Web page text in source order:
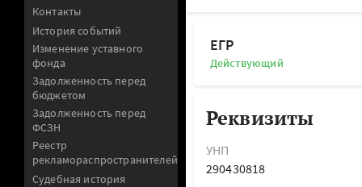
Контакты
История событий
Изменение уставного
фонда
Задолженность перед
бюджетом
Задолженность перед
ФСЗН
Реестр
рекламораспространителей
Судебная история
ЕГР
Действующий
Реквизиты
УНП
290430818